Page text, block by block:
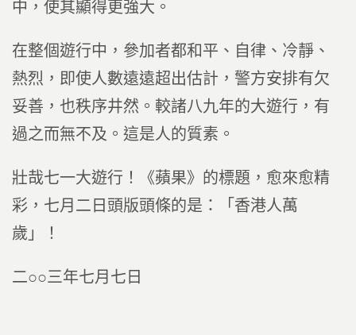
中，使其顯得更強大。
在整個遊行中，參加者都和平、自律、冷靜、
熱烈，即使人數遠遠超出估計，警方安排有欠
妥善，也秩序井然。較諸八九年的大遊行，有
過之而無不及。這是人的質素。
壯哉七一大遊行！《蘋果》的標題，愈來愈精
彩，七月二日頭版頭條的是：「香港人萬
歲」！
二○○三年七月七日